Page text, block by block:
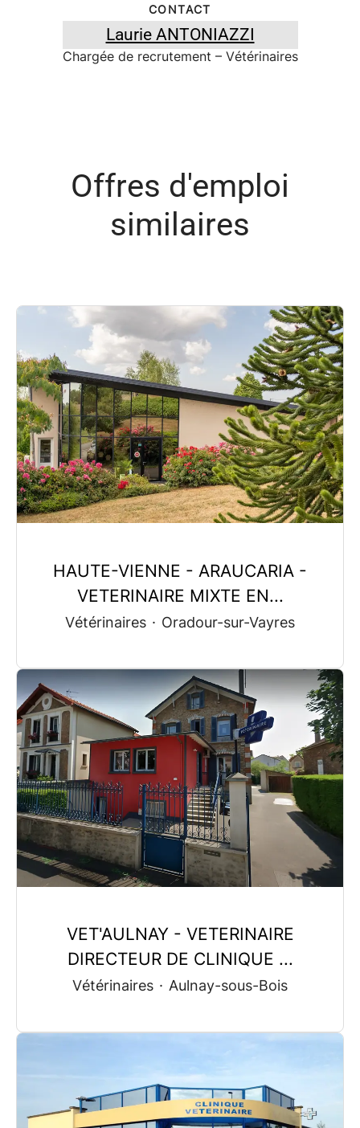
CONTACT
Laurie ANTONIAZZI
Chargée de recrutement – Vétérinaires
Offres d'emploi
similaires
HAUTE-VIENNE - ARAUCARIA -
VETERINAIRE MIXTE EN...
Vétérinaires · Oradour-sur-Vayres
VET'AULNAY - VETERINAIRE
DIRECTEUR DE CLINIQUE ...
Vétérinaires · Aulnay-sous-Bois